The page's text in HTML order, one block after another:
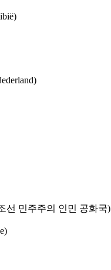
선 민주주의 인민 공화국)